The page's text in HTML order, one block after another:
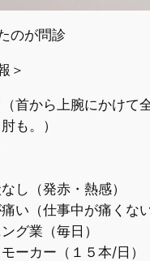
のが問診
＞
首から上腕にかけて
も。）
し（発赤・熱感）
い（仕事中が痛くない
グ業（毎日）
ーカー（１５本/日）